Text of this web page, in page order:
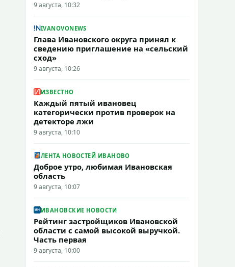
9 августа, 10:32
IVANOVONEWS
Глава Ивановского округа принял к
сведению приглашение на «сельский
сход»
9 августа, 10:26
ИЗВЕСТНО
Каждый пятый ивановец
категорически против проверок на
детекторе лжи
9 августа, 10:10
ЛЕНТА НОВОСТЕЙ ИВАНОВО
Доброе утро, любимая Ивановская
область
9 августа, 10:07
ИВАНОВСКИЕ НОВОСТИ
Рейтинг застройщиков Ивановской
области с самой высокой выручкой.
Часть первая
9 августа, 10:00